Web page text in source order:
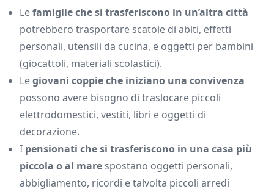
Lefamiglie che si trasferiscono in un’altra città
potrebbero trasportare scatole di abiti, effetti
personali, utensili da cucina, e oggetti per bambini
(giocattoli, materiali scolastici).
Legiovani coppie che iniziano una convivenza
possono avere bisogno di traslocare piccoli
elettrodomestici, vestiti, libri e oggetti di
decorazione.
I pensionati che si trasferiscono in una casa più
piccola o al mare spostano oggetti personali,
abbigliamento, ricordi e talvolta piccoli arredi